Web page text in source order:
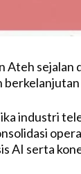
Ateh sejalan
industri
AI serta